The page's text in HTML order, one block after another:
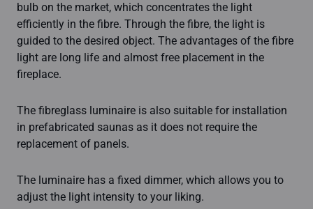
bulb on the market, which concentrates the light
efficiently in the fibre. Through the fibre, the light is
guided to the desired object. The advantages of the fibre
light are long life and almost free placement in the
fireplace.
The fibreglass luminaire is also suitable for installation
in prefabricated saunas as it does not require the
replacement of panels.
The luminaire has a fixed dimmer, which allows you to
adjust the light intensity to your liking.